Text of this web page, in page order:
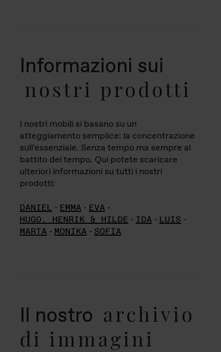
Informazioni sui
nostri prodotti
I nostri mobili si basano su un
atteggiamento semplice: la concentrazione
sull'essenziale. Senza tempo ma sempre al
battito del tempo. Qui potete scaricare
ulteriori informazioni su tutti i nostri
prodotti:
DANIEL - EMMA - EVA -
HUGO, HENRIK & HILDE - IDA - LUIS -
MARTA - MONIKA - SOFIA
Il nostro archivio
di immagini